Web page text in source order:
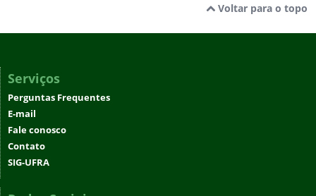
Voltar para o topo
Serviços
Perguntas Frequentes
E-mail
Fale conosco
Contato
SIG-UFRA